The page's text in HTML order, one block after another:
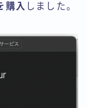
購入 しました。